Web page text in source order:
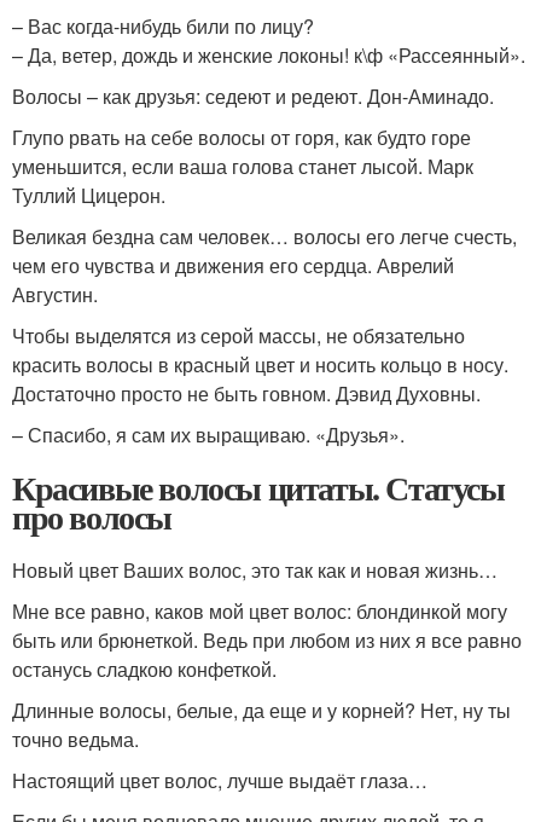
– Вас когда-нибудь били по лицу?
– Да, ветер, дождь и женские локоны! к\ф «Рассеянный».
Волосы – как друзья: седеют и редеют. Дон-Аминадо.
Глупо рвать на себе волосы от горя, как будто горе
уменьшится, если ваша голова станет лысой. Марк
Туллий Цицерон.
Великая бездна сам человек… волосы его легче счесть,
чем его чувства и движения его сердца. Аврелий
Августин.
Чтобы выделятся из серой массы, не обязательно
красить волосы в красный цвет и носить кольцо в носу.
Достаточно просто не быть говном. Дэвид Духовны.
– Спасибо, я сам их выращиваю. «Друзья».
Красивые волосы цитаты. Статусы
про волосы
Новый цвет Ваших волос, это так как и новая жизнь…
Мне все равно, каков мой цвет волос: блондинкой могу
быть или брюнеткой. Ведь при любом из них я все равно
останусь сладкою конфеткой.
Длинные волосы, белые, да еще и у корней? Нет, ну ты
точно ведьма.
Настоящий цвет волос, лучше выдаёт глаза…